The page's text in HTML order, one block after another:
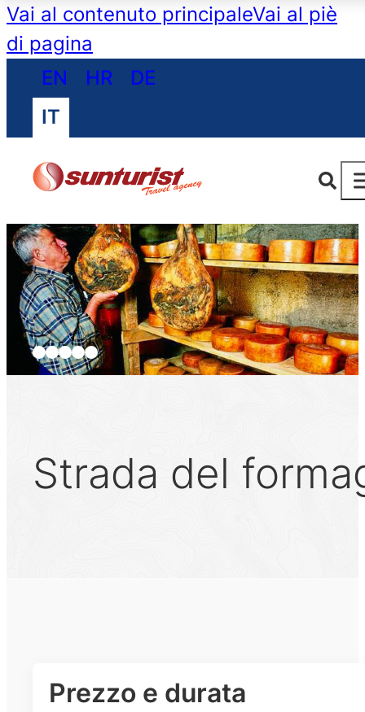
Vai al contenuto principaleVai al piè
di pagina
EN
HR
DE
IT
Strada del
Prezzo e durata